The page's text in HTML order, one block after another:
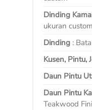
Dinding
ukuran custom
Dinding :
Kusen, Pintu,
Daun Pintu
Daun Pintu
Teakwood